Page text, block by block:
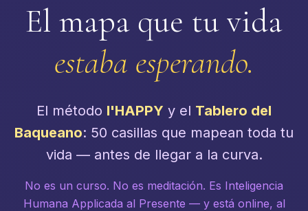
El mapa que tu vida
estaba esperando.
El método I'HAPPY y el Tablero del
Baqueano: 50 casillas que mapean toda tu
vida — antes de llegar a la curva.
No es un curso. No es meditación. Es Inteligencia
Humana Applicada al Presente — y está online, al